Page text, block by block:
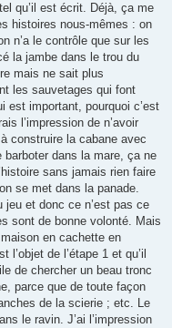
qu’il est écrit. Déjà, ça me
histoires nous-mêmes : on
n’a le contrôle que sur les
la jambe dans le trou du
mais ne sait plus
les sauvetages qui font
est important, pourquoi c’est
l’impression de n’avoir
construire la cabane avec
barboter dans la mare, ça ne
sans jamais rien faire
se met dans la panade.
jeu et donc ce n’est pas ce
sont de bonne volonté. Mais
en cachette en
de l’étape 1 et qu’il
de chercher un beau tronc
parce que de toute façon
de la scierie ; etc. Le
le ravin. J’ai l’impression